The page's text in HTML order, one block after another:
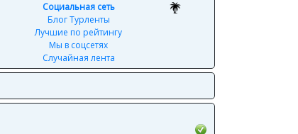
Социальная сеть
Блог Турленты
Лучшие по рейтингу
Мы в соцсетях
Случайная лента